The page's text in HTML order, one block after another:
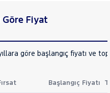
Göre Fiyat
göre başlangıç fiyatı ve
Başlangıç Fiyatı